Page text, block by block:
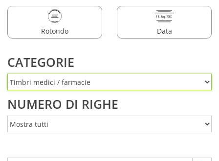
Rotondo Data
CATEGORIE
NUMERO DI RIGHE